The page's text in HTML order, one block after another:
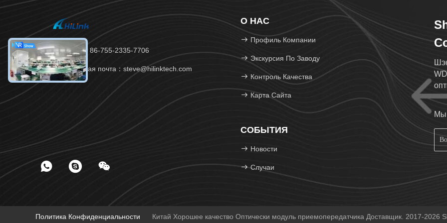
Телефон：86-755-2335-7706
Электронная почта：steve@hilinktech.com
О НАС
Профиль Компании
Экскурсия По Заводу
Контроль Качества
Карта Сайта
СОБЫТИЯ
Новости
Случаи
Мы
Политика Конфиденциальности Китай Хорошее качество Оптически модуль приемопередатчика Доставщик. 2017-2026